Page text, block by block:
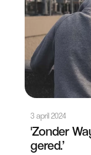
3 april 2024
'Zonder
gered.’